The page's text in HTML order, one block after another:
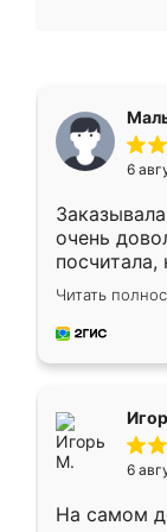
6
очень
посчитала,
Замерщик
делу со
за день,
Читать
6
На самом